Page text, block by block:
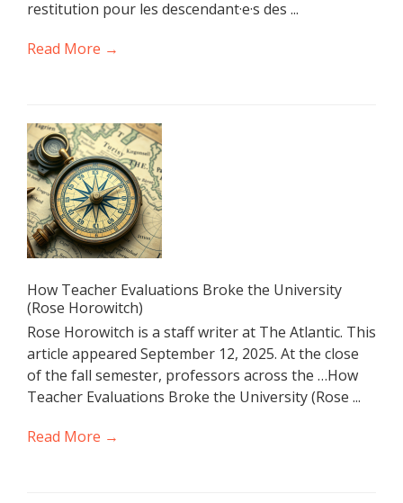
restitution pour les descendant·e·s des ...
Read More →
How Teacher Evaluations Broke the University
(Rose Horowitch)
Rose Horowitch is a staff writer at The Atlantic. This
article appeared September 12, 2025. At the close
of the fall semester, professors across the …How
Teacher Evaluations Broke the University (Rose ...
Read More →